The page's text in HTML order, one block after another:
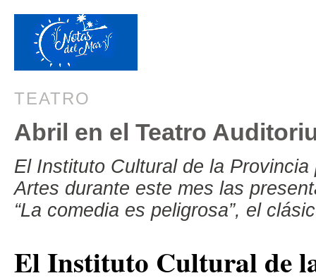
TEATRO
Abril en el Teatro
El Instituto Cultural de la
Artes durante este mes las
“La comedia es peligrosa”, el
El Instituto Cultural de